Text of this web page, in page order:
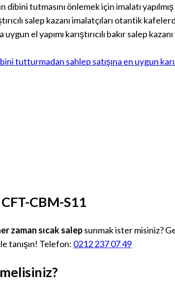
tutmasını önlemek için imalatı
salep kazanı imalatçıları otantik
el yapımı karıştırıcılı bakır salep
CBM-S11
zaman sıcak salepsunmak ister misiniz?
tanışın! Telefon: 0212 237 07 49